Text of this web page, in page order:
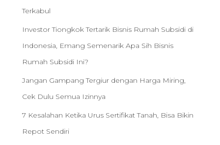
Terkabul
Investor Tiongkok Tertarik Bisnis Rumah Subsidi di
Indonesia, Emang Semenarik Apa Sih Bisnis
Rumah Subsidi Ini?
Jangan Gampang Tergiur dengan Harga Miring,
Cek Dulu Semua Izinnya
7 Kesalahan Ketika Urus Sertifikat Tanah, Bisa Bikin
Repot Sendiri